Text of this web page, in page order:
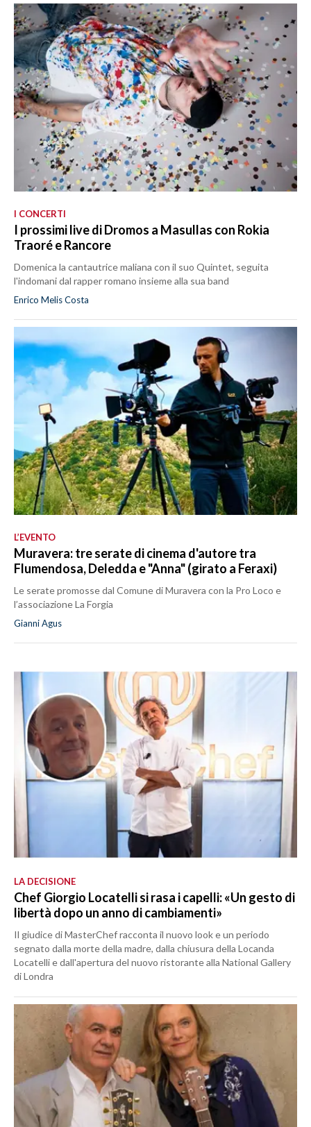
I CONCERTI
I prossimi live di Dromos a Masullas con Rokia
Traoré e Rancore
Domenica la cantautrice maliana con il suo Quintet, seguita
l'indomani dal rapper romano insieme alla sua band
Enrico Melis Costa
L’EVENTO
Muravera: tre serate di cinema d'autore tra
Flumendosa, Deledda e "Anna" (girato a Feraxi)
Le serate promosse dal Comune di Muravera con la Pro Loco e
l’associazione La Forgia
Gianni Agus
LA DECISIONE
Chef Giorgio Locatelli si rasa i capelli: «Un gesto di
libertà dopo un anno di cambiamenti»
Il giudice di MasterChef racconta il nuovo look e un periodo
segnato dalla morte della madre, dalla chiusura della Locanda
Locatelli e dall'apertura del nuovo ristorante alla National Gallery
di Londra